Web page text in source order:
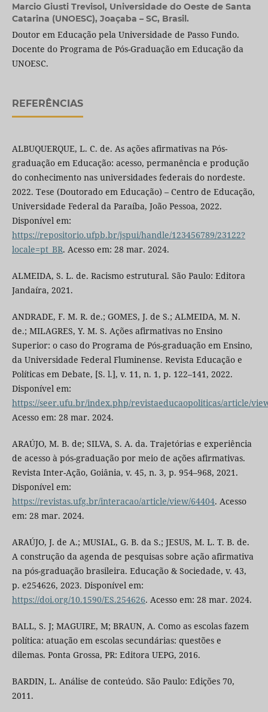
Marcio Giusti Trevisol, Universidade do Oeste de Santa
Catarina (UNOESC), Joaçaba – SC, Brasil.
Doutor em Educação pela Universidade de Passo Fundo.
Docente do Programa de Pós-Graduação em Educação da
UNOESC.
REFERÊNCIAS
ALBUQUERQUE, L. C. de. As ações afirmativas na Pós-
graduação em Educação: acesso, permanência e produção
do conhecimento nas universidades federais do nordeste.
2022. Tese (Doutorado em Educação) – Centro de Educação,
Universidade Federal da Paraíba, João Pessoa, 2022.
Disponível em:
https://repositorio.ufpb.br/jspui/handle/123456789/23122?
locale=pt_BR. Acesso em: 28 mar. 2024.
ALMEIDA, S. L. de. Racismo estrutural. São Paulo: Editora
Jandaíra, 2021.
ANDRADE, F. M. R. de.; GOMES, J. de S.; ALMEIDA, M. N.
de.; MILAGRES, Y. M. S. Ações afirmativas no Ensino
Superior: o caso do Programa de Pós-graduação em Ensino,
da Universidade Federal Fluminense. Revista Educação e
Políticas em Debate, [S. l.], v. 11, n. 1, p. 122–141, 2022.
Disponível em:
https://seer.ufu.br/index.php/revistaeducaopoliticas/article/
Acesso em: 28 mar. 2024.
ARAÚJO, M. B. de; SILVA, S. A. da. Trajetórias e experiência
de acesso à pós-graduação por meio de ações afirmativas.
Revista Inter-Ação, Goiânia, v. 45, n. 3, p. 954–968, 2021.
Disponível em:
https://revistas.ufg.br/interacao/article/view/64404. Acesso
em: 28 mar. 2024.
ARAÚJO, J. de A.; MUSIAL, G. B. da S.; JESUS, M. L. T. B. de.
A construção da agenda de pesquisas sobre ação afirmativa
na pós-graduação brasileira. Educação & Sociedade, v. 43,
p. e254626, 2023. Disponível em:
https://doi.org/10.1590/ES.254626. Acesso em: 28 mar. 2024.
BALL, S. J; MAGUIRE, M; BRAUN, A. Como as escolas fazem
política: atuação em escolas secundárias: questões e
dilemas. Ponta Grossa, PR: Editora UEPG, 2016.
BARDIN, L. Análise de conteúdo. São Paulo: Edições 70,
2011.